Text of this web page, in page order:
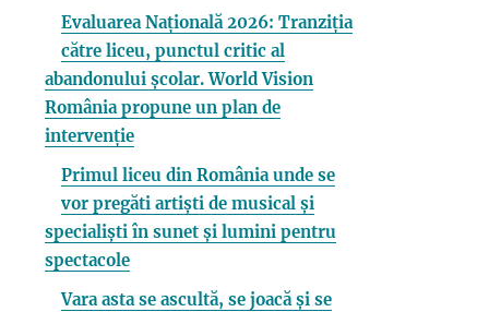
Evaluarea Națională 2026: Tranziția
către liceu, punctul critic al
abandonului școlar. World Vision
România propune un plan de
intervenție
Primul liceu din România unde se
vor pregăti artiști de musical și
specialiști în sunet și lumini pentru
spectacole
Vara asta se ascultă, se joacă și se